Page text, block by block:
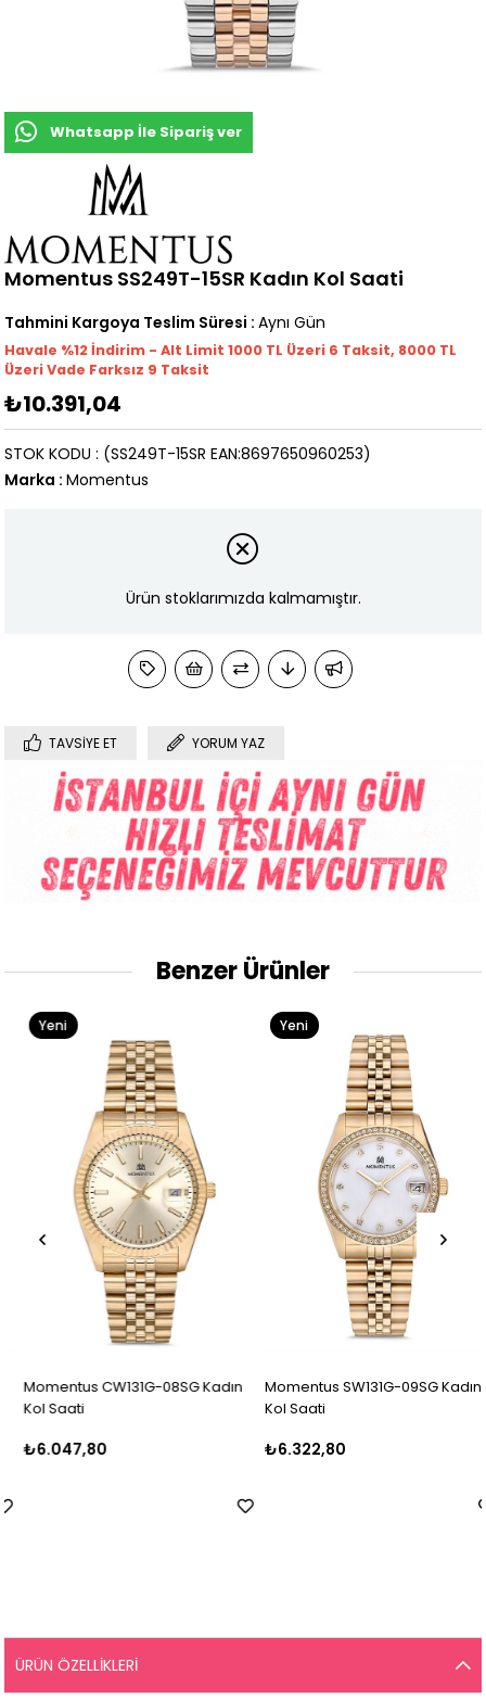
Whatsapp İle Sipariş ver
Momentus SS249T-15SR Kadın Kol Saati
Tahmini Kargoya Teslim Süresi : Aynı Gün
Havale %12 İndirim - Alt Limit 1000 TL Üzeri 6 Taksit, 8000 TL
Üzeri Vade Farksız 9 Taksit
₺10.391,04
(SS249T-15SR EAN:8697650960253)
STOK KODU
Marka : Momentus
Ürün stoklarımızda kalmamıştır.
TAVSIYE ET YORUM YAZ
Benzer Ürünler
Momentus CW131G-08SG Kadın
Kol Saati
₺6.047,80
Yeni
Momentus SW131G-09SG Kadın
Kol Saati
₺6.322,80
Yeni
ÜRÜN ÖZELLIKLERI